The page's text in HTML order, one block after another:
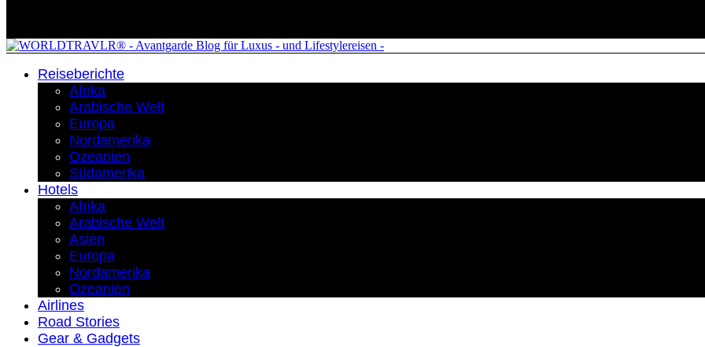
Reiseberichte
Afrika
Arabische Welt
Europa
Nordamerika
Ozeanien
Südamerika
Hotels
Afrika
Arabische Welt
Asien
Europa
Nordamerika
Ozeanien
Airlines
Road Stories
Gear & Gadgets